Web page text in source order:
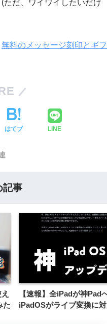
ただ、ワイワイしたいだけ
無料のメッセージ刻印とギフ
はてブ LINE
記事
た
【速報】全iPadが神Pad
iPadOSがライブ変換に